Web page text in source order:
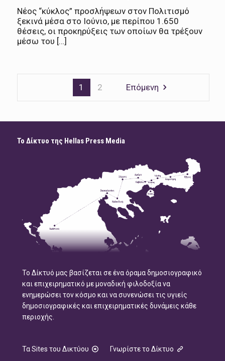
Νέος “κύκλος” προσλήψεων στον Πολιτισμό
ξεκινά μέσα στο Ιούνιο, με περίπου 1.650
θέσεις, oι προκηρύξεις των οποίων θα τρέξουν
μέσω του […]
1 2 Επόμενη
Το Δίκτυο της Hellas Press Media
Το Δίκτυό μας βασίζεται σε ένα όραμα δημοσιογραφικό
και επιχειρηματικό με μοναδική φιλοδοξία να
ενημερώσει τον κόσμο και να συνενώσει τις υγιείς
δημοσιογραφικές και επιχειρηματικές δυνάμεις κάθε
περιοχής.
Τα Sites του Δικτύου Γνωρίστε το Δίκτυο